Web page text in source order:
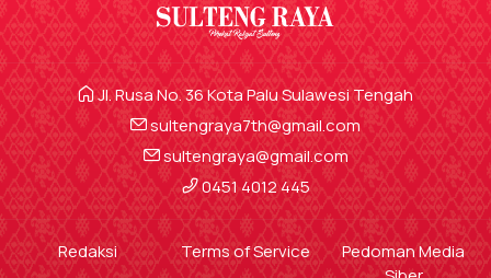
Jl. Rusa No. 36 Kota Palu Sulawesi Tengah
sultengraya7th@gmail.com
sultengraya@gmail.com
0451 4012 445
Redaksi Terms of Service
Pedoman Media